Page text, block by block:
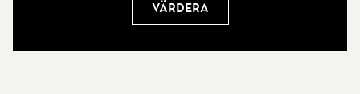
Värdera